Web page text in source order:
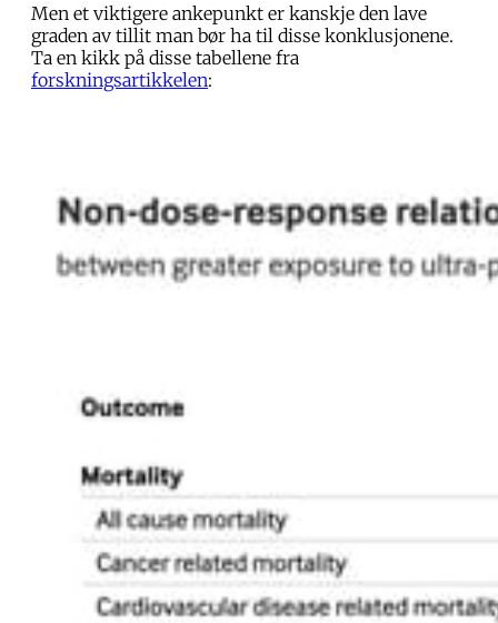
Men et viktigere ankepunkt er kanskje den lave
graden av tillit man bør ha til disse konklusjonene.
Ta en kikk på disse tabellene fra
forskningsartikkelen: